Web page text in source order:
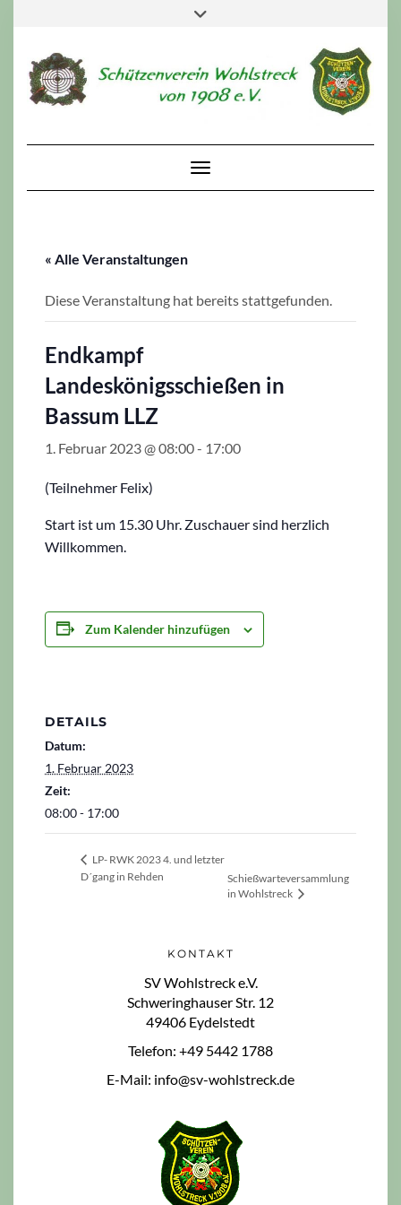
Toggle Navigation
« Alle Veranstaltungen
Diese Veranstaltung hat bereits stattgefunden.
Endkampf
Landeskönigsschießen in
Bassum LLZ
1. Februar 2023 @ 08:00- 17:00
(Teilnehmer Felix)
Start ist um 15.30 Uhr. Zuschauer sind herzlich
Willkommen.
Zum Kalender hinzufügen
DETAILS
Datum:
1. Februar 2023
Zeit:
08:00 - 17:00
LP- RWK 2023 4. und letzter
D´gang in Rehden
Schießwarteversammlung
in Wohlstreck
KONTAKT
SV Wohlstreck e.V.
Schweringhauser Str. 12
49406 Eydelstedt
Telefon: +49 5442 1788
E-Mail: info@sv-wohlstreck.de